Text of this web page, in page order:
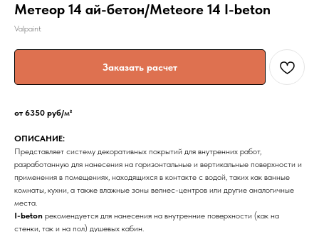
Метеор 14 ай-бетон/Meteore 14 I-beton
Valpaint
Заказать расчет
от 6350 руб/м²
ОПИСАНИЕ:
Представляет систему декоративных покрытий для внутренних работ,
разработанную для нанесения на горизонтальные и вертикальные поверхности и
применения в помещениях, находящихся в контакте с водой, таких как ванные
комнаты, кухни, а также влажные зоны велнес-центров или другие аналогичные
места.
I-beton рекомендуется для нанесения на внутренние поверхности (как на
стенки, так и на пол) душевых кабин.